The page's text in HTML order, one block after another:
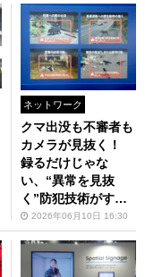
ネットワーク
クマ出没も不審者も
カメラが見抜く！
録るだけじゃな
い、“異常を見抜
く”防犯技術がすご
い2026年06月10日 16:30